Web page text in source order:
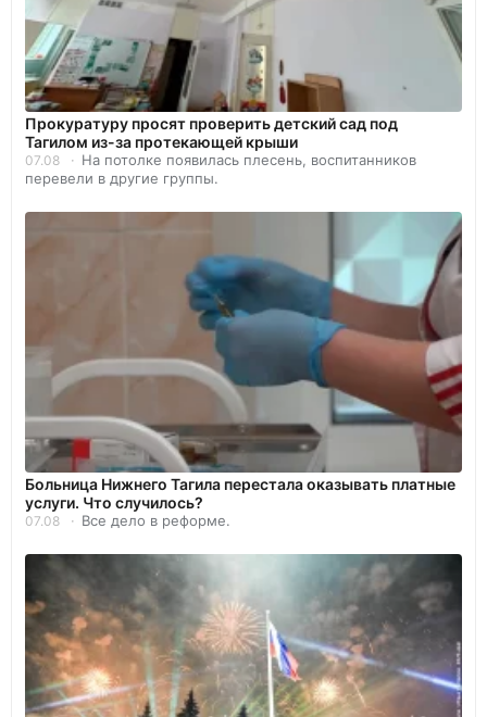
Прокуратуру просят проверить детский сад под
Тагилом из-за протекающей крыши
07.08
На потолке появилась плесень, воспитанников
перевели в другие группы.
Больница Нижнего Тагила перестала оказывать платные
услуги. Что случилось?
07.08 Все дело в реформе.